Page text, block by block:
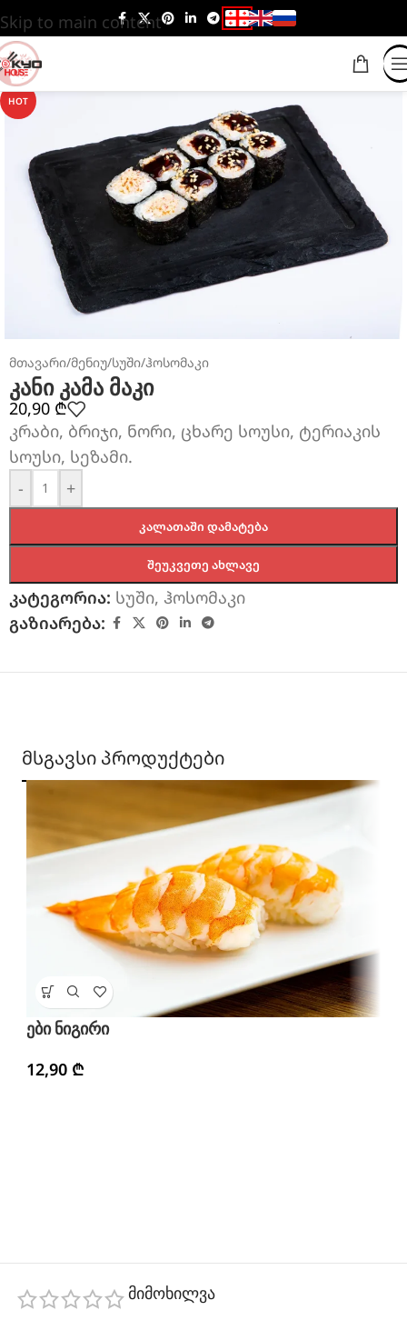
Skip to main content
HOT
მთავარი/მენიუ/სუში/ჰოსომაკი
კანი კამა მაკი
20,90 ₾
კრაბი, ბრიჯი, ნორი, ცხარე სოუსი, ტერიაკის
სოუსი, სეზამი.
-
+
ᲙᲐᲚᲐᲗᲐᲨᲘ ᲓᲐᲛᲐᲢᲔᲑᲐ
ᲨᲔᲣᲙᲕᲔᲗᲔ ᲐᲮᲚᲐᲕᲔ
კატეგორია: სუში, ჰოსომაკი
გაზიარება:
მსგავსი პროდუქტები
ები ნიგირი
12,90 ₾
მიმოხილვა